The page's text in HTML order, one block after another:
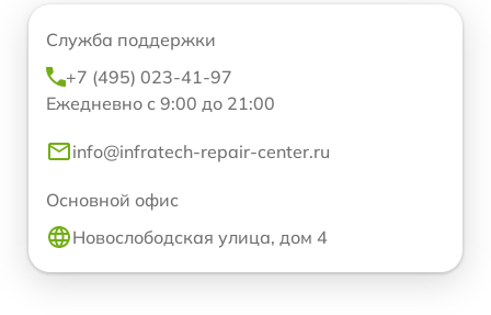
Служба поддержки
+7 (495) 023-41-97
Ежедневно с 9:00 до 21:00
info@infratech-repair-center.ru
Основной офис
Новослободская улица, дом 4